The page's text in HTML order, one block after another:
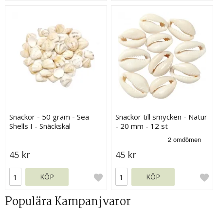
Snäckor - 50 gram - Sea
Shells I - Snäckskal
45 kr
KÖP
Snäckor till smycken - Natur
- 20 mm - 12 st
45 kr
KÖP
Populära Kampanjvaror